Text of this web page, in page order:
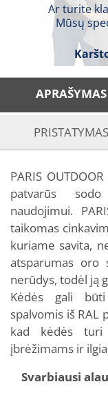
Ar turite
Mūsų
APRAŠYMAS
PRISTATYMAS
PARIS
patvarūs
naudojimui.
taikomas
kuriame savita,
atsparumas oro
nerūdys, todėl ją
Kėdės gali
spalvomis iš RAL
kad kėdės turi
įbrėžimams ir
Svarbiausi